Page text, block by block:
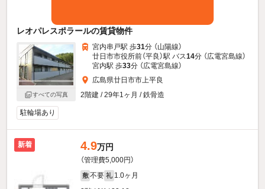
レオパレスポラールの賃貸物件
すべての写真
宮内串戸駅 歩31分 （山陽線）
廿日市市役所前（平良）駅 バス14分 （広電宮島線）
宮内駅 歩33分 （広電宮島線）
広島県廿日市市上平良
2階建 / 29年1ヶ月 / 鉄骨造
駐輪場あり
新着 4.9万円
（管理費5,000円）
敷 不要 礼 1.0ヶ月